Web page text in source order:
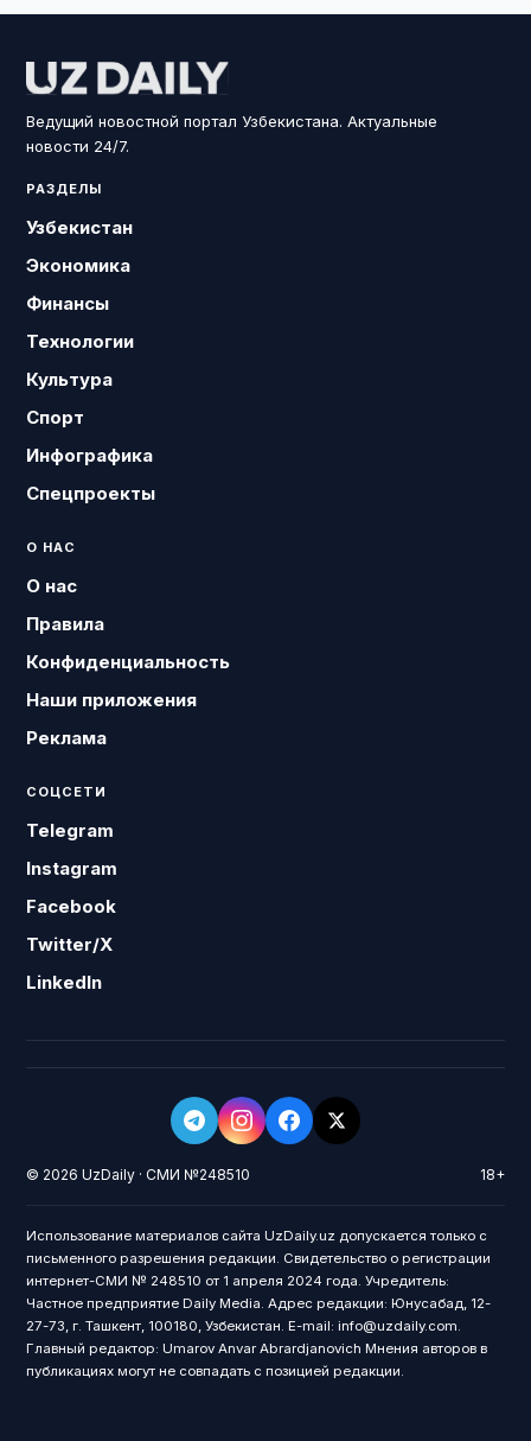
Ведущий новостной портал Узбекистана. Актуальные
новости 24/7.
РАЗДЕЛЫ
Узбекистан
Экономика
Финансы
Технологии
Культура
Спорт
Инфографика
Спецпроекты
О НАС
О нас
Правила
Конфиденциальность
Наши приложения
Реклама
СОЦСЕТИ
Telegram
Instagram
Facebook
Twitter/X
LinkedIn
© 2026 UzDaily · СМИ №248510 18+
Использование материалов сайта UzDaily.uz допускается только с
письменного разрешения редакции. Свидетельство о регистрации
интернет-СМИ № 248510 от 1 апреля 2024 года. Учредитель:
Частное предприятие Daily Media. Адрес редакции: Юнусабад, 12-
27-73, г. Ташкент, 100180, Узбекистан. E-mail: info@uzdaily.com.
Главный редактор: Umarov Anvar Abrardjanovich Мнения авторов в
публикациях могут не совпадать с позицией редакции.